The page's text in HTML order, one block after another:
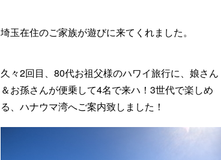
埼玉在住のご家族が遊びに来てくれました。
久々2回目、80代お祖父様のハワイ旅行に、娘さん
＆お孫さんが便乗して4名で来ハ！3世代で楽しめ
る、ハナウマ湾へご案内致しました！